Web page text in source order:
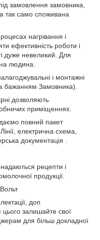
замовлення замовника,
так само споживана
нагрівання і
ефективність роботи і
дуже невеликий. Для
людина.
і монтажні
бажанням Замовника).
дозволяють
приміщеннях.
повний пакет
електрична схема,
документація .
рецепти і
продукції.
доп
залишайте свої
для більш докладної